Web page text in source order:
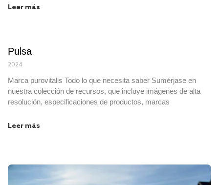
Leer más
Pulsa
2024
Marca purovitalis Todo lo que necesita saber Sumérjase en
nuestra colección de recursos, que incluye imágenes de alta
resolución, especificaciones de productos, marcas
Leer más